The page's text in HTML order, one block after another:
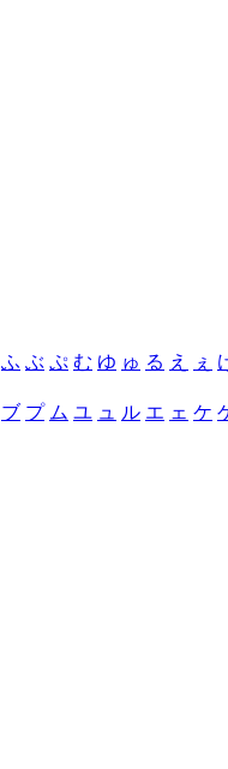
ふ ぶ ぷ む ゆ ゅ る え ぇ
ブ プ ム ユ ュ ル エ ェ ケ